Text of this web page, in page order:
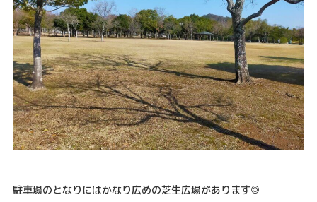
駐車場のとなりにはかなり広めの芝生広場があります◎